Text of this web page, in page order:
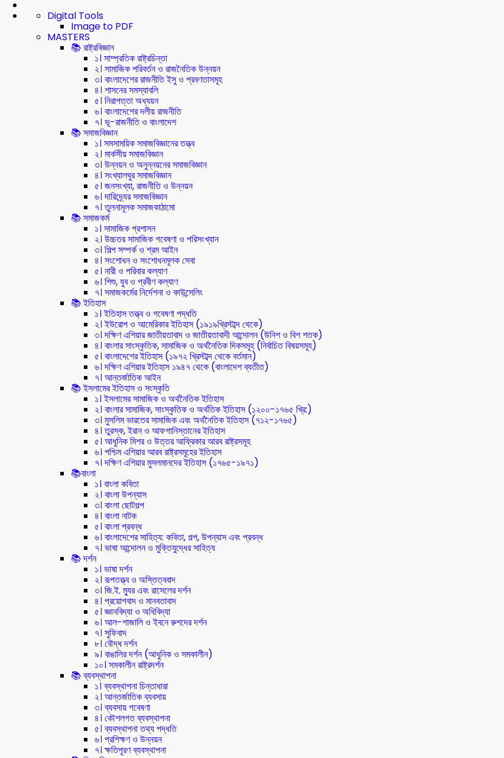
Digital Tools
Image to PDF
MASTERS
📚 রাষ্ট্রবিজ্ঞান
১। সাম্প্রতিক রাষ্ট্রচিন্তা
২। সামাজিক পরিবর্তন ও রাজনৈতিক উন্নয়ন
৩। বাংলাদেশের রাজনীতি ইসু ও প্রবণতাসমূহ
৪। শাসনের সমস্যাবলি
৫। নিরাপত্তা অধ্যয়ন
৬। বাংলাদেশের দলীয় রাজনীতি
৭। ভূ-রাজনীতি ও বাংলাদেশ
📚 সমাজবিজ্ঞান
১। সমসাময়িক সমাজবিজ্ঞানের তত্ত্ব
২। মার্কসীয় সমাজবিজ্ঞান
৩। উন্নয়ন ও অনুন্নয়নের সমাজবিজ্ঞান
৪। সংখ্যালঘুর সমাজবিজ্ঞান
৫। জনসংখ্যা, রাজনীতি ও উন্নয়ন
৬। দারিদ্র্যের সমাজবিজ্ঞান
৭। তুলনামূলক সমাজকাঠামো
📚 সমাজকর্ম
১। সামাজিক প্রশাসন
২। উচ্চতর সামাজিক গবেষণা ও পরিসংখ্যান
৩। শিল্প সম্পর্ক ও শ্রম আইন
৪। সংশোধন ও সংশোধনমূলক সেবা
৫। নারী ও পরিবার কল্যাণ
৬। শিশু, যুব ও প্রবীণ কল্যাণ
৭। সমাজকর্মের নির্দেশনা ও কাউন্সেলিং
📚 ইতিহাস
১। ইতিহাস তত্ত্ব ও গবেষণা পদ্ধতি
২। ইউরোপ ও আমেরিকার ইতিহাস (১৯১৯খ্রিস্টাব্দ থেকে)
৩। দক্ষিণ এশিয়ার জাতীয়তাবাদ ও জাতীয়তাবাদী আন্দোলন (উনিশ ও বিশ শতক)
৪। বাংলার সাংস্কৃতিক, সামাজিক ও অর্থনৈতিক দিকসমূহ (নির্বাচিত বিষয়সমূহ)
৫। বাংলাদেশের ইতিহাস (১৯৭২ খ্রিস্টাব্দ থেকে বর্তমান)
৬। দক্ষিণ এশিয়ার ইতিহাস ১৯৪৭ থেকে (বাংলাদেশ ব্যতীত)
৭। আন্তর্জাতিক আইন
📚 ইসলামের ইতিহাস ও সংস্কৃতি
১। ইসলামের সামাজিক ও অর্থনৈতিক ইতিহাস
২। বাংলার সামাজিক, সাংস্কৃতিক ও অর্থতিক ইতিহাস (১২০০-১৭৬৫ খ্রি:)
৩। মুসলিম ভারতের সামাজিক এবং অর্থনৈতিক ইতিহাস (৭১২-১৭৬৫)
৪। তুরস্ক, ইরান ও আফগানিস্তানের ইতিহাস
৫। আধুনিক মিশর ও উত্তর আফ্রিকার আরব রাষ্ট্রসমূহ
৬। পশ্চিম এশিয়ার আরব রাষ্ট্রসমূহের ইতিহাস
৭। দক্ষিণ এশিয়ার মুসলমানদের ইতিহাস (১৭৬৫-১৯৭১)
📚বাংলা
১। বাংলা কবিতা
২। বাংলা উপন্যাস
৩। বাংলা ছোটগল্প
৪। বাংলা নাটক
৫। বাংলা প্রবন্ধ
৬। বাংলাদেশের সাহিত্য: কবিতা, গল্প, উপন্যাস এবং প্রবন্ধ
৭। ভাষা আন্দোলন ও মুক্তিযুদ্ধের সাহিত্য
📚 দর্শন
১। ভাষা দর্শন
২। রূপতত্ত্ব ও অস্তিত্ববাদ
৩। জি.ই. ম্যুর এবং রাসেলের দর্শন
৪। প্রয়োগবাদ ও মানবতাবাদ
৫। জ্ঞানবিদ্যা ও অধিবিদ্যা
৬। আল-গাজালি ও ইবনে রুশদের দর্শন
৭। সুফিবাদ
৮। বৌদ্ধ দর্শন
৯। বাঙালির দর্শন (আধুনিক ও সমকালীন)
১০। সমকালীন রাষ্ট্রদর্শন
📚 ব্যবস্থাপনা
১। ব্যবস্থাপনা চিন্তাধারা
২। আন্তর্জাতিক ব্যবসায়
৩। ব্যবসায় গবেষণা
৪। কৌশলগত ব্যবস্থাপনা
৫। ব্যবস্থাপনা তথ্য পদ্ধতি
৬। প্রশিক্ষণ ও উন্নয়ন
৭। ক্ষতিপূরণ ব্যবস্থাপনা